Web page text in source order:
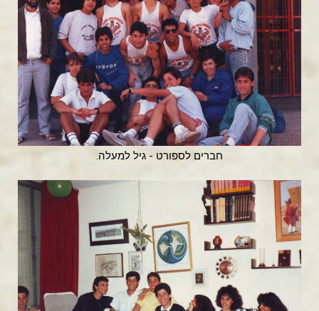
חברים לספורט - גיל למעלה.